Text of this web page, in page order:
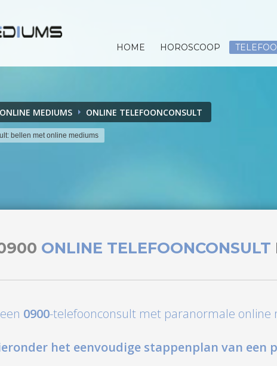
HOME HOROSCOOP
ONLINE MEDIUMS ONLINE TELEFOONCONSULT
bellen met online mediums
ONLINE TELEFOONCONSULT
0900-telefoonconsult met paranormale online
het eenvoudige stappenplan van